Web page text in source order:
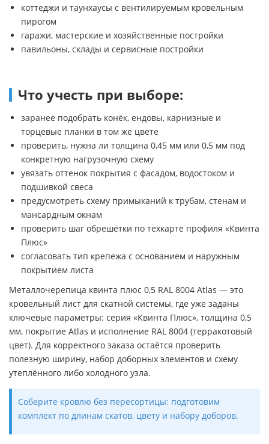
коттеджи и таунхаусы с вентилируемым кровельным
пирогом
гаражи, мастерские и хозяйственные постройки
павильоны, склады и сервисные постройки
Что учесть при выборе:
заранее подобрать конёк, ендовы, карнизные и
торцевые планки в том же цвете
проверить, нужна ли толщина 0,45 мм или 0,5 мм под
конкретную нагрузочную схему
увязать оттенок покрытия с фасадом, водостоком и
подшивкой свеса
предусмотреть схему примыканий к трубам, стенам и
мансардным окнам
проверить шаг обрешётки по техкарте профиля «Квинта
Плюс»
согласовать тип крепежа с основанием и наружным
покрытием листа
Металлочерепица квинта плюс 0,5 RAL 8004 Atlas — это
кровельный лист для скатной системы, где уже заданы
ключевые параметры: серия «Квинта Плюс», толщина 0,5
мм, покрытие Atlas и исполнение RAL 8004 (терракотовый
цвет). Для корректного заказа остаётся проверить
полезную ширину, набор доборных элементов и схему
утеплённого либо холодного узла.
Соберите кровлю без пересортицы: подготовим
комплект по длинам скатов, цвету и набору доборов.